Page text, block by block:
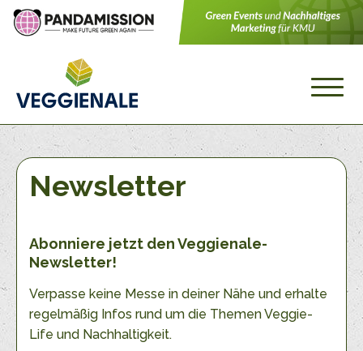
Newsletter
Abonniere jetzt den Veggienale-
Newsletter!
Verpasse keine Messe in deiner Nähe und erhalte
regelmäßig Infos rund um die Themen Veggie-
Life und Nachhaltigkeit.